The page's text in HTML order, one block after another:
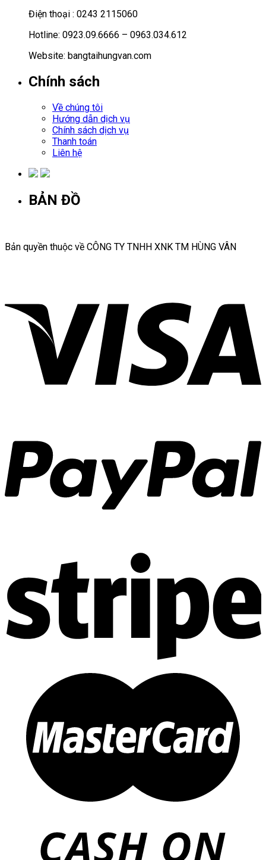
Điện thoại : 0243 2115060
Hotline: 0923.09.6666 – 0963.034.612
Website: bangtaihungvan.com
Chính sách
Về chúng tôi
Hướng dẫn dịch vụ
Chính sách dịch vụ
Thanh toán
Liên hệ
BẢN ĐỒ
Bản quyền thuộc về CÔNG TY TNHH XNK TM HÙNG VÂN